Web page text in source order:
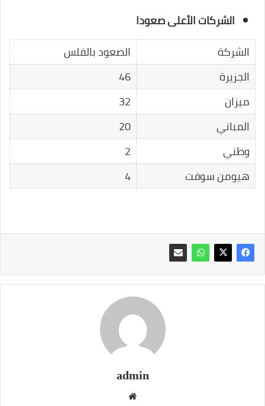
الشركات الأعلى صعودا
الشركة
الصعود بالفلس
الجزيرة
46
ميزان
32
المباني
20
وطني
2
هيومن سوفت
4
admin